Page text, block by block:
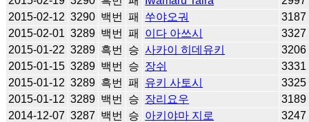
2015-02-12 3290 백번 패 쑤야오궈
3187
2015-02-01 3289 백번 패 이다 아쓰시
3327
2015-01-22 3289 흑번 승 사카이 히데유키
3206
2015-01-15 3289 백번 승 장쉬
3331
2015-01-12 3289 흑번 패 유키 사토시
3325
2015-01-12 3289 백번 승 장리요우
3189
2014-12-07 3287 백번 승 아키야마 지로
3247